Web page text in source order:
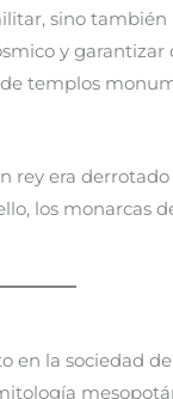
sino
y garantizar
templos
rey era
los
en la sociedad